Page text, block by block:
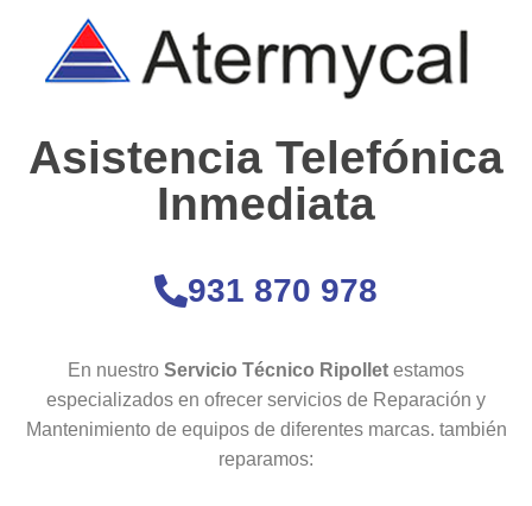
Asistencia Telefónica
Inmediata
931 870 978
En nuestro Servicio Técnico Ripollet estamos
especializados en ofrecer servicios de Reparación y
Mantenimiento de equipos de diferentes marcas. también
reparamos: